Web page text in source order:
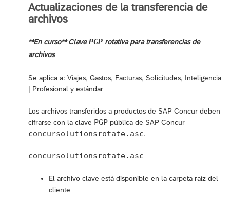
Actualizaciones de la transferencia de
archivos
**En curso** ClavePGP rotativa para transferencias de
archivos
Se aplica a: Viajes, Gastos, Facturas, Solicitudes, Inteligencia
| Profesional y estándar
Los archivos transferidos a productos de SAP Concur deben
cifrarse con la clave PGP pública de SAP Concur
concursolutionsrotate.asc.
concursolutionsrotate.asc
El archivo clave está disponible en la carpeta raíz del
cliente